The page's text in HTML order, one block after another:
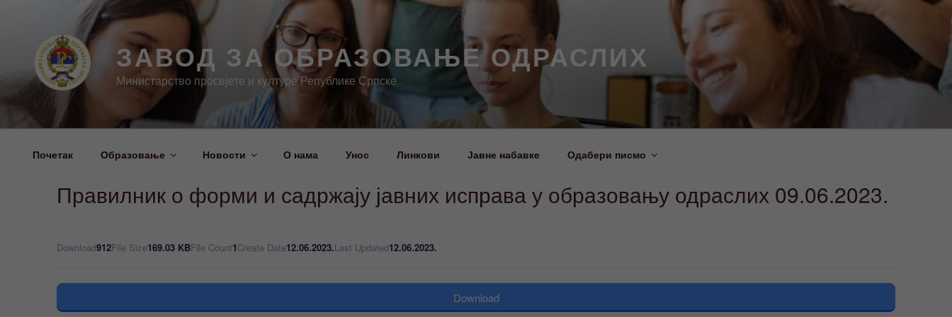
ЗАВОД ЗА ОБРАЗОВАЊЕ ОДРАСЛИХ
Министарство просвјете и културе Републике Српске
Почетак Образовање Новости О нама Унос Линкови Јавне набавке Одабери писмо
Правилник о форми и садржају јавних исправа у образовању одраслих 09.06.2023.
Download912File Size169.03 KBFile Count1Create Date12.06.2023.Last Updated12.06.2023.
Download